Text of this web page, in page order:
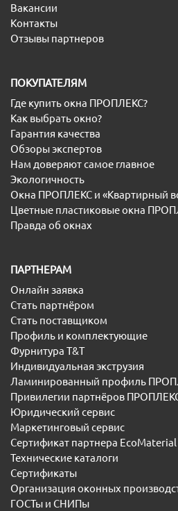
Вакансии
Контакты
Отзывы партнеров
ПОКУПАТЕЛЯМ
Где купить окна ПРОПЛЕКС?
Как выбрать окно?
Гарантия качества
Обзоры экспертов
Нам доверяют самое главное
Экологичность
Окна ПРОПЛЕКС и «Квартирный
Цветные пластиковые окна
Правда об окнах
ПАРТНЕРАМ
Онлайн заявка
Стать партнёром
Стать поставщиком
Профиль и комплектующие
Фурнитура T&T
Индивидуальная экструзия
Ламинированный профиль
Привилегии партнёров
Юридический сервис
Маркетинговый сервис
Сертификат партнера EcoMaterial
Технические каталоги
Сертификаты
Организация оконных
ГОСТы и СНИПы